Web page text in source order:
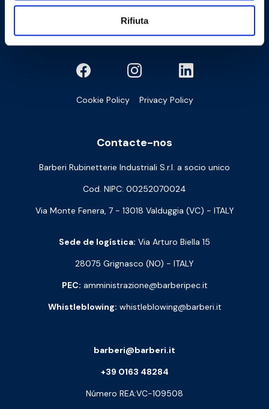
Rifiuta
Cookie Policy Privacy Policy
Contacte-nos
Barberi Rubinetterie Industriali S.r.l. a socio unico
Cod. NIPC: 00252070024
Via Monte Fenera, 7 - 13018 Valduggia (VC) - ITALY
Sede de logística: Via Arturo Biella 15
28075 Grignasco (NO) - ITALY
PEC: amministrazione@barberipec.it
Whistleblowing: whistleblowing@barberi.it
barberi@barberi.it
+39 0163 48284
Número REA:VC-109508